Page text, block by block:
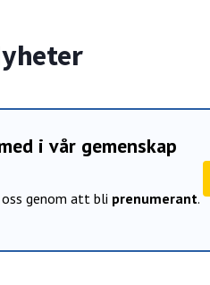
i vår gemenskap
genom att bli prenumerant.